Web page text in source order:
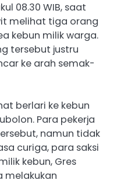
08.30 WIB, saat
melihat tiga orang
kebun milik warga.
tersebut justru
ke arah semak-
berlari ke kebun
Para pekerja
namun tidak
curiga, para saksi
kebun, Gres
melakukan